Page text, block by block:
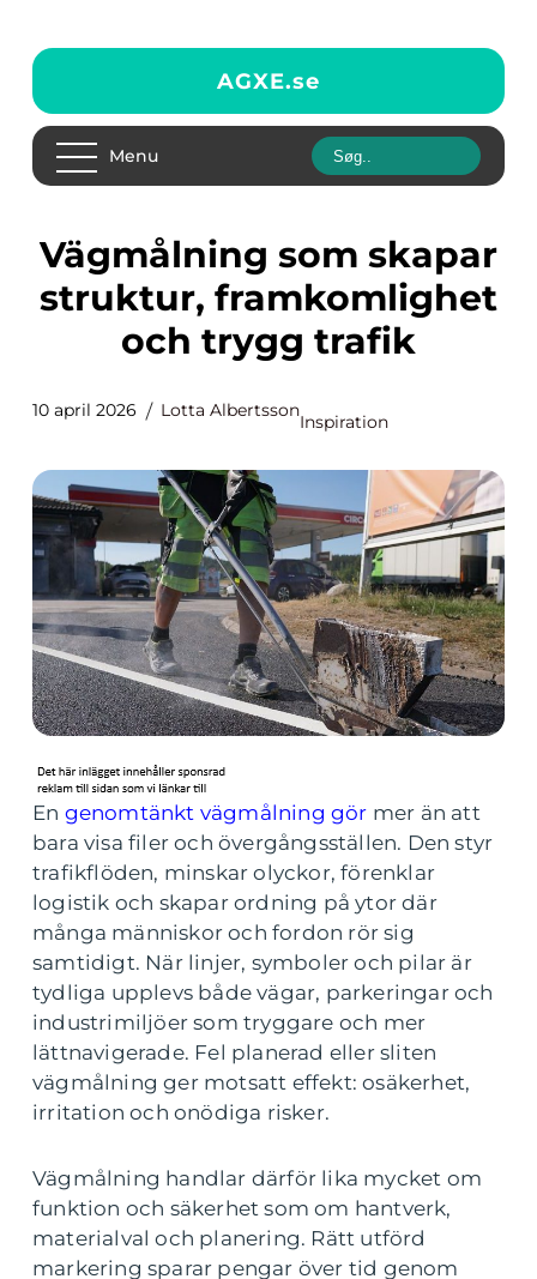
AGXE.se
Menu
Vägmålning som skapar
struktur, framkomlighet
och trygg trafik
10 april 2026 Lotta Albertsson
Inspiration
En genomtänkt vägmålning gör mer än att
bara visa filer och övergångsställen. Den styr
trafikflöden, minskar olyckor, förenklar
logistik och skapar ordning på ytor där
många människor och fordon rör sig
samtidigt. När linjer, symboler och pilar är
tydliga upplevs både vägar, parkeringar och
industrimiljöer som tryggare och mer
lättnavigerade. Fel planerad eller sliten
vägmålning ger motsatt effekt: osäkerhet,
irritation och onödiga risker.
Vägmålning handlar därför lika mycket om
funktion och säkerhet som om hantverk,
materialval och planering. Rätt utförd
markering sparar pengar över tid genom